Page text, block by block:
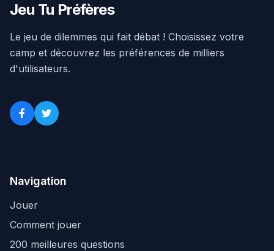
Jeu Tu Préfères
Le jeu de dilemmes qui fait débat ! Choisissez votre
camp et découvrez les préférences de milliers
d'utilisateurs.
Navigation
Jouer
Comment jouer
200 meilleures questions